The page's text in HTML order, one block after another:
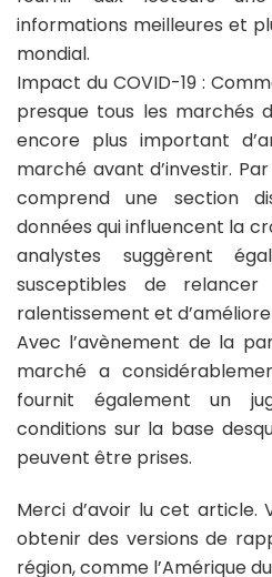
informations meilleures et
mondial.
Impact du COVID-19 :
presque tous les marchés
encore plus important
marché avant d’investir.
comprend une section
données qui influencent la
analystes suggèrent
susceptibles de
ralentissement et
Avec l’avènement de la
marché a
fournit également un
conditions sur la base
peuvent être prises.
Merci d’avoir lu cet article.
obtenir des versions de
région, comme l’Amérique du